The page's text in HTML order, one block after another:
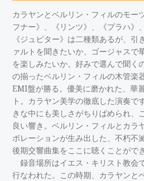
カラヤンとベルリン・フィルのモー
フナー》、《リンツ》、《プラハ》
《ジュピター》は二種類あるが、引
ァルトを聞きたいか、ゴージャスで
を楽しみたいか。好みで選んで聞く
の揃ったベルリン・フィルの木管楽
EMI盤が勝る。優美に磨かれた、華
ト。カラヤン美学の徹底した演奏で
きな中にも美しさがちりばめられ、
良い響き。ベルリン・フィルとカラ
ボレーションが生み出した、不朽不
後期交響曲集をここに聴くことがで
録音場所はイエス・キリスト教会
行なわれた。この時期、カラヤンと